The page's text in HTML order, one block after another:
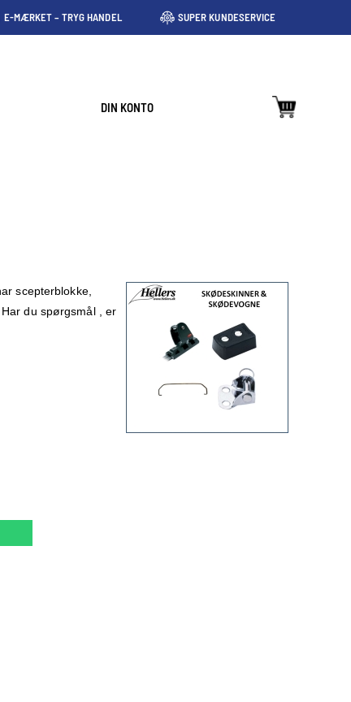
E-MÆRKET – TRYG HANDEL SUPER KUNDESERVICE
DIN KONTO
scepterblokke,
du spørgsmål , er